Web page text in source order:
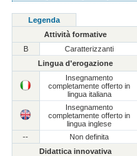
Legenda
Attività formative
B
Caratterizzanti
Lingua d'erogazione
Insegnamento
completamente offerto in
lingua italiana
Insegnamento
completamente offerto in
lingua inglese
--
Non definita
Didattica innovativa